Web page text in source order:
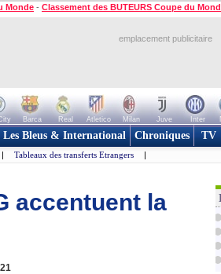
Monde - Classement des BUTEURS Coupe du
emplacement publicitaire
Barca Real Atletico Milan Juve Inter
Les Bleus & International Chroniques TV
| Tableaux des transferts Etrangers |
accentuent la